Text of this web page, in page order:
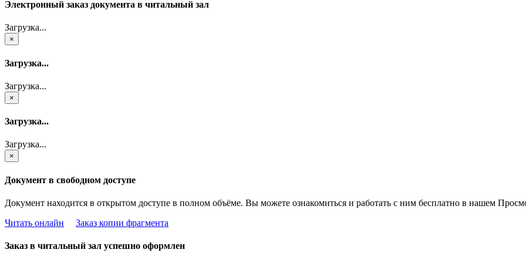
Электронный заказ документа в читальный зал
Загрузка...
×
Загрузка...
Загрузка...
×
Загрузка...
Загрузка...
×
Документ в свободном доступе
Документ находится в открытом доступе в полном объёме. Вы можете ознакомиться и работать с ним бесплатно в нашем
Читать онлайн
Заказ копии фрагмента
Заказ в читальный зал успешно оформлен